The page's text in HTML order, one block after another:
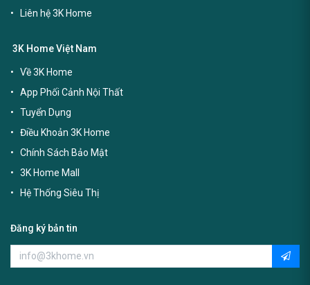
Liên hệ 3K Home
3K Home Việt Nam
Về 3K Home
App Phối Cảnh Nội Thất
Tuyển Dụng
Điều Khoản 3K Home
Chính Sách Bảo Mật
3K Home Mall
Hệ Thống Siêu Thị
Đăng ký bản tin